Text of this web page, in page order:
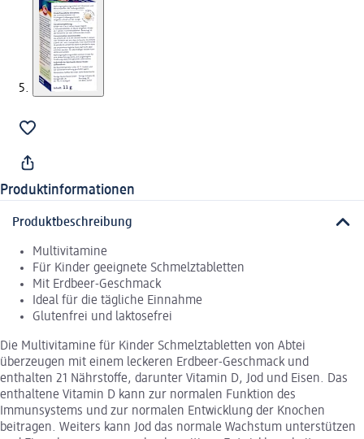
Produktinformationen
Produktbeschreibung
Multivitamine
Für Kinder geeignete Schmelztabletten
Mit Erdbeer-Geschmack
Ideal für die tägliche Einnahme
Glutenfrei und laktosefrei
Die Multivitamine für Kinder Schmelztabletten von Abtei
überzeugen mit einem leckeren Erdbeer-Geschmack und
enthalten 21 Nährstoffe, darunter Vitamin D, Jod und Eisen. Das
enthaltene Vitamin D kann zur normalen Funktion des
Immunsystems und zur normalen Entwicklung der Knochen
beitragen. Weiters kann Jod das normale Wachstum unterstützen